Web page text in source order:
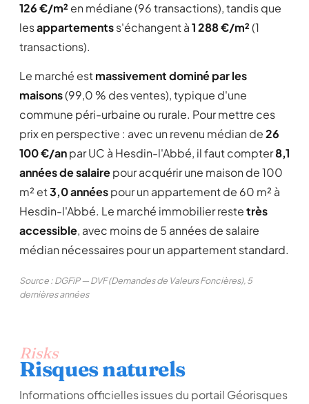
126 €/m² en médiane (96 transactions), tandis que
lesappartementss'échangent à1 288 €/m²(1
transactions).
Le marché estmassivement dominé par les
maisons(99,0 % des ventes), typique d'une
commune péri-urbaine ou rurale. Pour mettre ces
prix en perspective : avec un revenu médian de26
100 €/anpar UC à Hesdin-l'Abbé, il faut compter8,1
années de salairepour acquérir une maison de 100
m² et3,0 annéespour un appartement de 60 m² à
Hesdin-l'Abbé. Le marché immobilier restetrès
accessible, avec moins de 5 années de salaire
médian nécessaires pour un appartement standard.
Source : DGFiP — DVF (Demandes de Valeurs Foncières), 5
dernières années
Risks
Risques naturels
Informations officielles issues du portail Géorisques